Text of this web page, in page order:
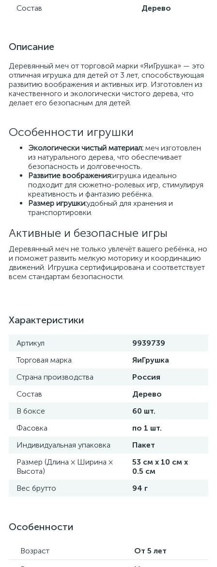
Состав
Дерево
Описание
Деревянный меч от торговой марки «ЯиГрушка» — это
отличная игрушка для детей от 3 лет, способствующая
развитию воображения и активных игр. Изготовлен из
качественного и экологически чистого дерева, что
делает его безопасным для детей.
Особенности игрушки
Экологически чистый материал: меч изготовлен
из натурального дерева, что обеспечивает
безопасность и долговечность.
Развитие воображения:игрушка идеально
подходит для сюжетно-ролевых игр, стимулируя
креативность и фантазию ребёнка.
Размер игрушки:удобный для хранения и
транспортировки.
Активные и безопасные игры
Деревянный меч не только увлечёт вашего ребёнка, но
и поможет развить мелкую моторику и координацию
движений. Игрушка сертифицирована и соответствует
всем стандартам безопасности.
Характеристики
Артикул
9939739
Торговая марка
ЯиГрушка
Страна производства
Россия
Состав
Дерево
В боксе
60 шт.
Фасовка
по 1 шт.
Индивидуальная упаковка
Пакет
Размер (Длина × Ширина ×
Высота)
53 см х 10 см х
0.5 см
Вес брутто
94 г
Особенности
Возраст
От 5 лет